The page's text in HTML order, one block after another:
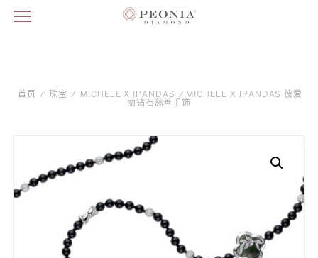
首页 / 珠宝 / MICHELE X IPANDAS
/ MICHELE X IPANDAS 彼爱
丽钻石慈善手饰